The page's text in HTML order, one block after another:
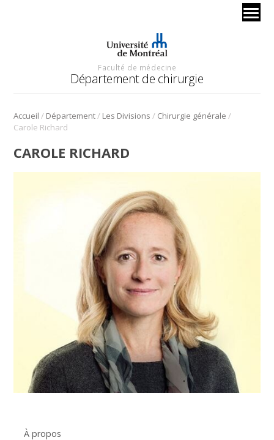
Faculté de médecine
Département de chirurgie
Accueil / Département/ Les Divisions / Chirurgie générale /
Carole Richard
À propos
CAROLE RICHARD